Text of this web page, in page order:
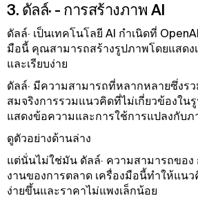
3. ดัลล์· - การสร้างภาพ AI
ดัลล์· เป็นเทคโนโลยี AI กําเนิดที่
มือนี้ คุณสามารถสร้างรูปภาพโดยแสดง
และเรียบง่าย
ดัลล์· มีความสามารถที่หลากหลายซึ่งร
สมจริงการรวมแนวคิดที่ไม่เกี่ยวข้องใน
แสดงข้อความและการใช้การแปลงกับ
ดูตัวอย่างด้านล่าง
แต่นั่นไม่ใช่มัน ดัลล์· ความสามารถของ
งานของการตลาด เครื่องมือนี้ทําให้แน
ง่ายขึ้นและราคาไม่แพงเล็กน้อย